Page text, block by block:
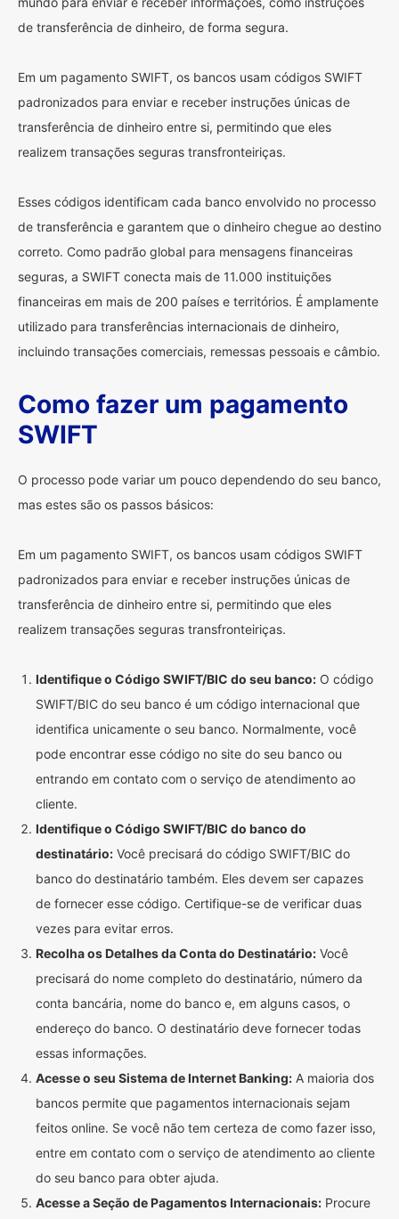
de transferência de dinheiro, de forma segura.
Em um pagamento SWIFT, os bancos usam códigos SWIFT
padronizados para enviar e receber instruções únicas de
transferência de dinheiro entre si, permitindo que eles
realizem transações seguras transfronteiriças.
Esses códigos identificam cada banco envolvido no processo
de transferência e garantem que o dinheiro chegue ao destino
correto. Como padrão global para mensagens financeiras
seguras, a SWIFT conecta mais de 11.000 instituições
financeiras em mais de 200 países e territórios. É amplamente
utilizado para transferências internacionais de dinheiro,
incluindo transações comerciais, remessas pessoais e câmbio.
Como fazer um pagamento
SWIFT
O processo pode variar um pouco dependendo do seu banco,
mas estes são os passos básicos:
Em um pagamento SWIFT, os bancos usam códigos SWIFT
padronizados para enviar e receber instruções únicas de
transferência de dinheiro entre si, permitindo que eles
realizem transações seguras transfronteiriças.
Identifique o Código SWIFT/BIC do seu banco: O código
SWIFT/BIC do seu banco é um código internacional que
identifica unicamente o seu banco. Normalmente, você
pode encontrar esse código no site do seu banco ou
entrando em contato com o serviço de atendimento ao
cliente.
Identifique o Código SWIFT/BIC do banco do
destinatário: Você precisará do código SWIFT/BIC do
banco do destinatário também. Eles devem ser capazes
de fornecer esse código. Certifique-se de verificar duas
vezes para evitar erros.
Recolha os Detalhes da Conta do Destinatário: Você
precisará do nome completo do destinatário, número da
conta bancária, nome do banco e, em alguns casos, o
endereço do banco. O destinatário deve fornecer todas
essas informações.
Acesse o seu Sistema de Internet Banking: A maioria dos
bancos permite que pagamentos internacionais sejam
feitos online. Se você não tem certeza de como fazer isso,
entre em contato com o serviço de atendimento ao cliente
do seu banco para obter ajuda.
Acesse a Seção de Pagamentos Internacionais: Procure